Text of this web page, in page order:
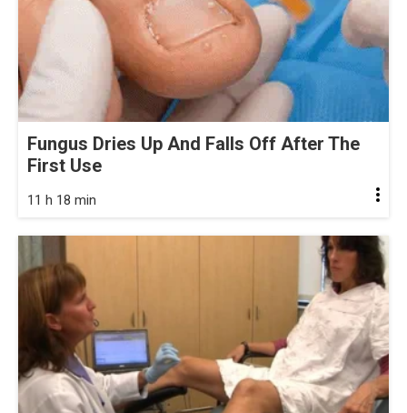
Fungus Dries Up And Falls Off After The
First Use
11 h 18 min